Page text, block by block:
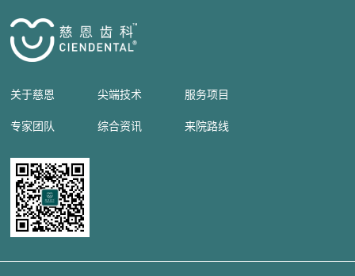
关于慈恩 尖端技术 服务项目
专家团队 综合资讯 来院路线